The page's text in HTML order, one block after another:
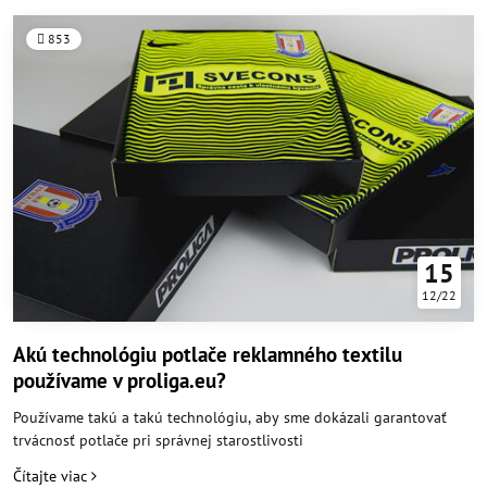
853
15
12/22
Akú technológiu potlače reklamného textilu
používame v proliga.eu?
Používame takú a takú technológiu, aby sme dokázali garantovať
trvácnosť potlače pri správnej starostlivosti
Čítajte viac